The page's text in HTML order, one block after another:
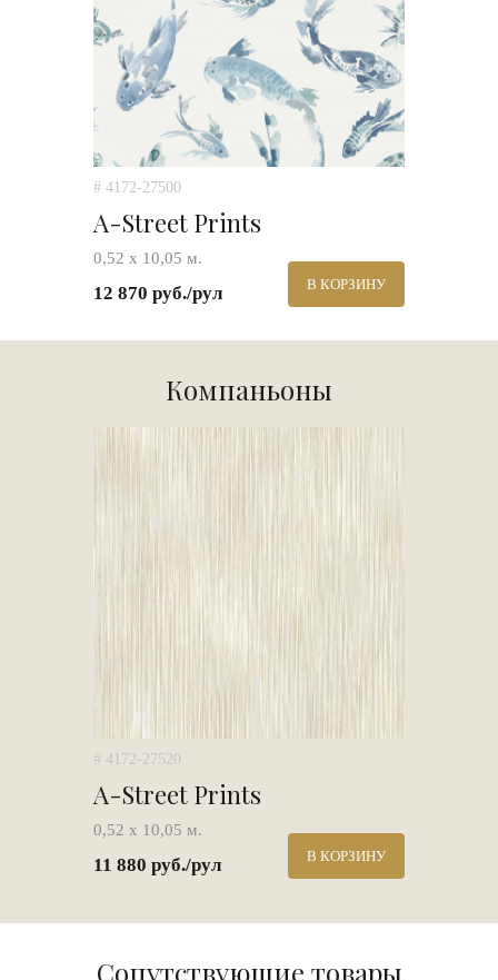
# 4172-27500
A-Street Prints
0,52 х 10,05 м.
12 870 руб./рул В КОРЗИНУ
Компаньоны
# 4172-27520
A-Street Prints
0,52 х 10,05 м.
11 880 руб./рул В КОРЗИНУ
Сопутствующие товары